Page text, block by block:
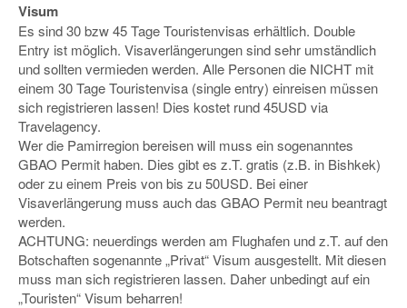
Visum
Es sind 30 bzw 45 Tage Touristenvisas erhältlich. Double
Entry ist möglich. Visaverlängerungen sind sehr umständlich
und sollten vermieden werden. Alle Personen die NICHT mit
einem 30 Tage Touristenvisa (single entry) einreisen müssen
sich registrieren lassen! Dies kostet rund 45USD via
Travelagency.
Wer die Pamirregion bereisen will muss ein sogenanntes
GBAO Permit haben. Dies gibt es z.T. gratis (z.B. in Bishkek)
oder zu einem Preis von bis zu 50USD. Bei einer
Visaverlängerung muss auch das GBAO Permit neu beantragt
werden.
ACHTUNG: neuerdings werden am Flughafen und z.T. auf den
Botschaften sogenannte „Privat“ Visum ausgestellt. Mit diesen
muss man sich registrieren lassen. Daher unbedingt auf ein
„Touristen“ Visum beharren!